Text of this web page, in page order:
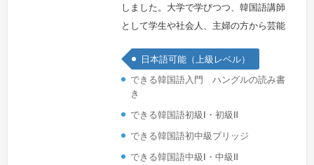
しました。大学で学びつつ、韓国語講師
として学生や社会人、主婦の方から芸能
ックスや区役所でのアルバイトも経験し
ました。2019年に帰国してからは、日
韓同時通訳となるべく大学院で専門的に
勉強しつつ、YBMという韓国最大の語
学学校で日本語も教えています。私は、
言葉のプロとして「正確で」「自然な」
日本語可能（上級レベル）
できる韓国語入門 ハングルの読み書
き
できる韓国語初級Ⅰ・初級Ⅱ
できる韓国語初中級ブリッジ
できる韓国語中級Ⅰ・中級Ⅱ